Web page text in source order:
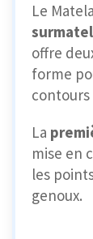
Le
offre
forme
contours
La
mise en
les
genoux.